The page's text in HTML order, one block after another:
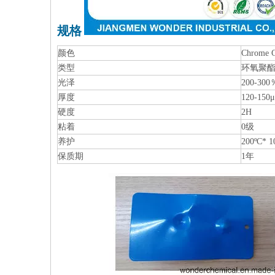
规格
颜色
Chrome
类型
环氧聚酯
光泽
200-300
厚度
120-
硬度
2H
粘着
0级
养护
200ºC*
保质期
1年